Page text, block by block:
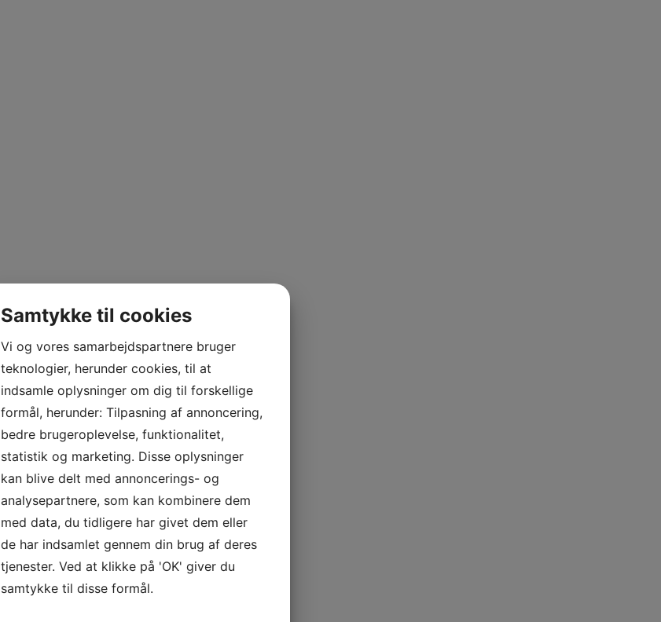
Samtykke til cookies
Vi og vores samarbejdspartnere bruger
teknologier, herunder cookies, til at
indsamle oplysninger om dig til forskellige
formål, herunder: Tilpasning af annoncering,
bedre brugeroplevelse, funktionalitet,
statistik og marketing. Disse oplysninger
kan blive delt med annoncerings- og
analysepartnere, som kan kombinere dem
med data, du tidligere har givet dem eller
de har indsamlet gennem din brug af deres
tjenester. Ved at klikke på 'OK' giver du
samtykke til disse formål.